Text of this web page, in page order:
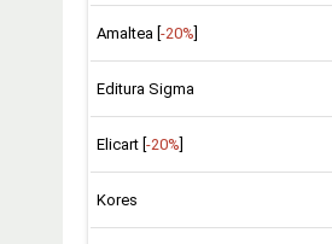
Amaltea [ -20%
Editura Sigma
Elicart [ -20%
Kores